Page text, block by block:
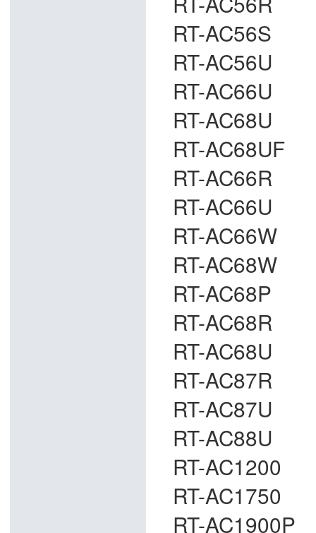
RT-AC56S
RT-AC56U
RT-AC66U
RT-AC68U
RT-AC68UF
RT-AC66R
RT-AC66U
RT-AC66W
RT-AC68W
RT-AC68P
RT-AC68R
RT-AC68U
RT-AC87R
RT-AC87U
RT-AC88U
RT-AC1200
RT-AC1750
RT-AC1900P